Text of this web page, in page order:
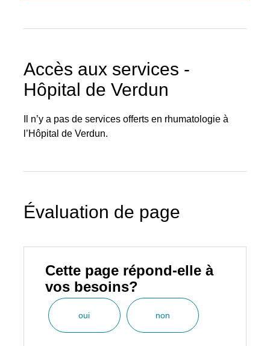
Accès aux services -
Hôpital de Verdun
Il n’y a pas de services offerts en rhumatologie à
l’Hôpital de Verdun.
Évaluation de page
Cette page répond-elle à
vos besoins?
oui non